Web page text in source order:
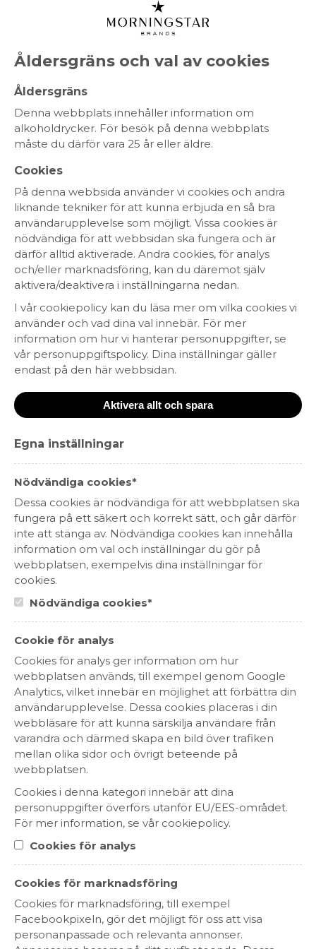
Rocklin Ranch Pinot
Noir
Monterey, Kalifornien, USA
FYND – BÄSTA KÖP ”
”generös frukt och god balans mellan den pigga
fruktsyran och de lätt avrundade tanninerna.”– In
Vino, januari 2023
För dig som älskar amerikansk pinot noir! Här har du
ett riktigt guldkorn, från den 1 september 2023
dessutom till ett fantastiskt pris!
att smaka. I munnen utvecklas de rödbäriga
nyanserna, och kompletteras av sammansatta läckra
toner av hallonkola, kryddor och vanilj. Tanninerna
och fräschören finns där insvepta i den läckra frukten
som tillsammans ger vinet en behaglig finish och
lång eftersmak. Njut ett glas som det är, eller servera
till grillade eller ugnsbakade grönsaksrätter, pasta
med svamp eller örter, kyckling, ljus kött,
hamburgare eller ost.
Vulkanisk jord och det havsnära läget präglar
terroiren för vinerna från varumärket Rocklin Ranch.
Växlingarna mellan svala nätter och morgnar, och
varma soliga dagar i Salinas-dalen ger druvorna lång
ren och förnybar energi som kommer från
vingårdens eget vindkraftverk. Förutom Rocklin
Ranch Pinot Noir finns även Rocklin Ranch
Chardonnay och Rocklin Ranch Cabernet Sauvignon
Åldersgräns och val av cookies
Åldersgräns
Denna webbplats innehåller information om
alkoholdrycker. För besök på denna webbplats
måste du därför vara 25 år eller äldre.
Cookies
På denna webbsida använder vi cookies och andra
liknande tekniker för att kunna erbjuda en så bra
användarupplevelse som möjligt. Vissa cookies är
nödvändiga för att webbsidan ska fungera och är
därför alltid aktiverade. Andra cookies, för analys
och/eller marknadsföring, kan du däremot själv
aktivera/deaktivera i inställningarna nedan.
I vår cookiepolicy kan du läsa mer om vilka cookies vi
använder och vad dina val innebär. För mer
information om hur vi hanterar personuppgifter, se
vår personuppgiftspolicy. Dina inställningar gäller
endast på den här webbsidan.
Aktivera allt och spara
Egna inställningar
Nödvändiga cookies*
Dessa cookies är nödvändiga för att webbplatsen ska
fungera på ett säkert och korrekt sätt, och går därför
inte att stänga av. Nödvändiga cookies kan innehålla
information om val och inställningar du gör på
webbplatsen, exempelvis dina inställningar för
cookies.
Nödvändiga cookies*
Cookie för analys
Cookies för analys ger information om hur
webbplatsen används, till exempel genom Google
Analytics, vilket innebär en möjlighet att förbättra din
användarupplevelse. Dessa cookies placeras i din
webbläsare för att kunna särskilja användare från
varandra och därmed skapa en bild över trafiken
mellan olika sidor och övrigt beteende på
webbplatsen.
Cookies i denna kategori innebär att dina
personuppgifter överförs utanför EU/EES-området.
För mer information, se vår cookiepolicy.
Cookies för analys
Cookies för marknadsföring
Cookies för marknadsföring, till exempel
Facebookpixeln, gör det möjligt för oss att visa
personanpassade och relevanta annonser.